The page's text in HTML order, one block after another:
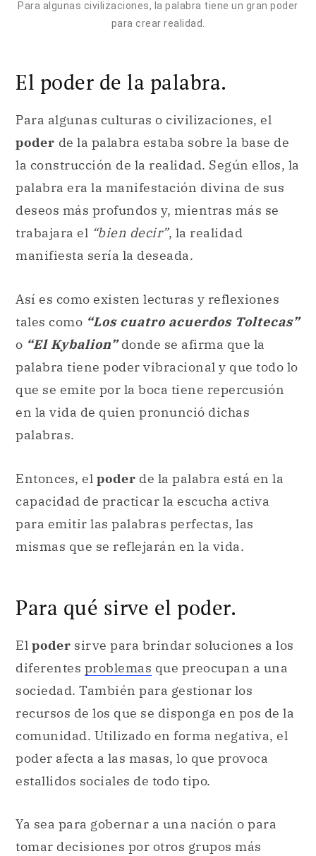
Para algunas civilizaciones, la palabra tiene un gran poder
para crear realidad.
El poder de la palabra.
Para algunas culturas o civilizaciones, el
poder de la palabra estaba sobre la base de
la construcción de la realidad. Según ellos, la
palabra era la manifestación divina de sus
deseos más profundos y, mientras más se
trabajara el “bien decir”, la realidad
manifiesta sería la deseada.
Así es como existen lecturas y reflexiones
tales como “Los cuatro acuerdos Toltecas”
o “El Kybalion”donde se afirma que la
palabra tiene poder vibracional y que todo lo
que se emite por la boca tiene repercusión
en la vida de quien pronunció dichas
palabras.
Entonces, el poder de la palabra está en la
capacidad de practicar la escucha activa
para emitir las palabras perfectas, las
mismas que se reflejarán en la vida.
Para qué sirve el poder.
El poder sirve para brindar soluciones a los
diferentes problemas que preocupan a una
sociedad. También para gestionar los
recursos de los que se disponga en pos de la
comunidad. Utilizado en forma negativa, el
poder afecta a las masas, lo que provoca
estallidos sociales de todo tipo.
Ya sea para gobernar a una nación o para
tomar decisiones por otros grupos más